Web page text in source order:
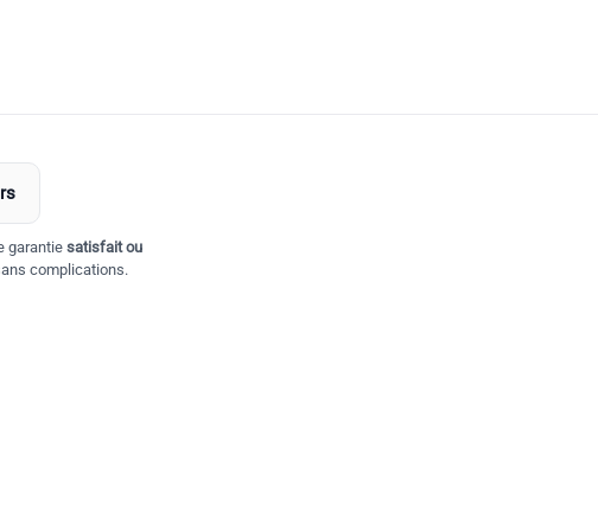
garantie satisfait ou
complications.